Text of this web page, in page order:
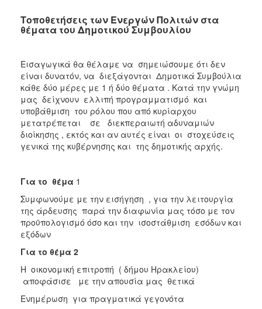
ΕΠΙΣΚΕΠΤΗΣ
Τοποθετήσεις των Ενεργών Πολιτών στα
θέματα του Δημοτικού Συμβουλίου
Εισαγωγικά θα θέλαμε να σημειώσουμε ότι δεν
είναι δυνατόν, να διεξάγονται Δημοτικά Συμβούλια
κάθε δύο μέρες με 1 ή δύο θέματα . Κατά την γνώμη
μας δείχνουν ελλιπή προγραμματισμό και
υποβάθμιση του ρόλου που από κυρίαρχου
μετατρέπεται σε διεκπεραιωτή αδυναμιών
διοίκησης , εκτός και αν αυτές είναι οι στοχεύσεις
γενικά της κυβέρνησης και της δημοτικής αρχής.
Για το θέμα 1
Συμφωνούμε με την εισήγηση , για την λειτουργία
της άρδευσης παρά την διαφωνία μας τόσο με τον
προϋπολογισμό όσο και την ισοστάθμιση εσόδων και
εξόδων
Για το θέμα 2
Η οικονομική επιτροπή ( δήμου Ηρακλείου)
αποφάσισε με την απουσία μας θετικά
Ενημέρωση για πραγματικά γεγονότα